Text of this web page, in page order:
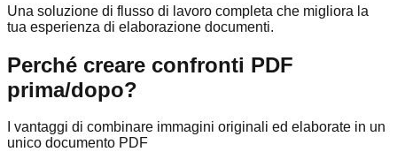
Una soluzione di flusso di lavoro completa che migliora la
tua esperienza di elaborazione documenti.
Perché creare confronti PDF
prima/dopo?
I vantaggi di combinare immagini originali ed elaborate in un
unico documento PDF